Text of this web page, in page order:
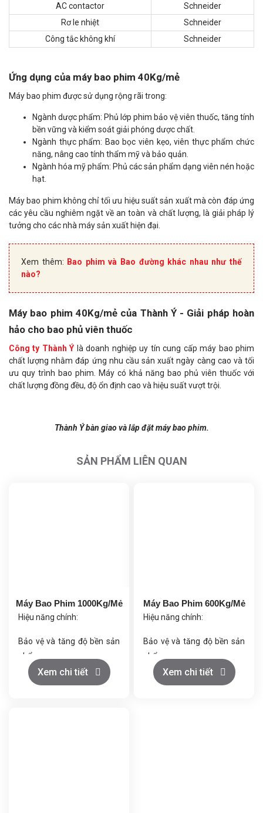
AC contactor
Schneider
Rơ le nhiệt
Schneider
Công tắc không khí
Schneider
Ứng dụng của máy bao phim 40Kg/mẻ
Máy bao phim được sử dụng rộng rãi trong:
Ngành dược phẩm: Phủ lớp phim bảo vệ viên thuốc, tăng tính
bền vững và kiểm soát giải phóng dược chất.
Ngành thực phẩm: Bao bọc viên kẹo, viên thực phẩm chức
năng, nâng cao tính thẩm mỹ và bảo quản.
Ngành hóa mỹ phẩm: Phủ các sản phẩm dạng viên nén hoặc
hạt.
Máy bao phim không chỉ tối ưu hiệu suất sản xuất mà còn đáp ứng
các yêu cầu nghiêm ngặt về an toàn và chất lượng, là giải pháp lý
tưởng cho các nhà máy sản xuất hiện đại.
Xem thêm: Bao phim và Bao đường khác nhau như thế
nào?
Máy bao phim 40Kg/mẻ của Thành Ý - Giải pháp hoàn
hảo cho bao phủ viên thuốc
Công ty Thành Ý là doanh nghiệp uy tín cung cấp máy bao phim
chất lượng nhằm đáp ứng nhu cầu sản xuất ngày càng cao và tối
ưu quy trình bao phim. Máy có khả năng bao phủ viên thuốc với
chất lượng đồng đều, độ ổn định cao và hiệu suất vượt trội.
Thành Ý bàn giao và lắp đặt máy bao phim.
SẢN PHẨM LIÊN QUAN
Máy Bao Phim 1000Kg/Mẻ
Hiệu năng chính:
Bảo vệ và tăng độ bền sản
phẩm.
Cải thiện thẩm mỹ và chất
lượng.
Xem chi tiết
Máy Bao Phim 600Kg/Mẻ
Hiệu năng chính:
Bảo vệ và tăng độ bền sản
phẩm.
Cải thiện thẩm mỹ và chất
lượng.
Xem chi tiết